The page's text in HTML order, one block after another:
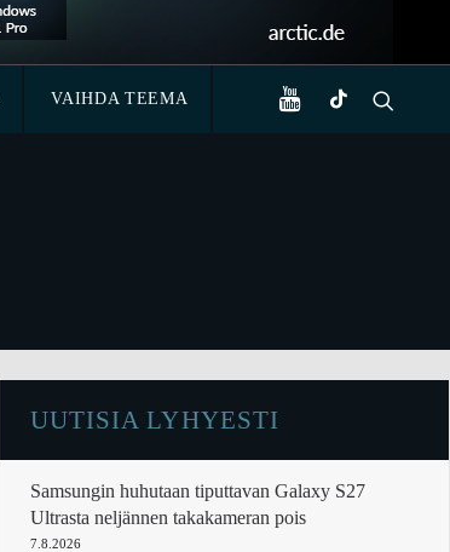
VAIHDA TEEMA
UUTISIA LYHYESTI
Samsungin huhutaan tiputtavan Galaxy S27
Ultrasta neljännen takakameran pois
7.8.2026